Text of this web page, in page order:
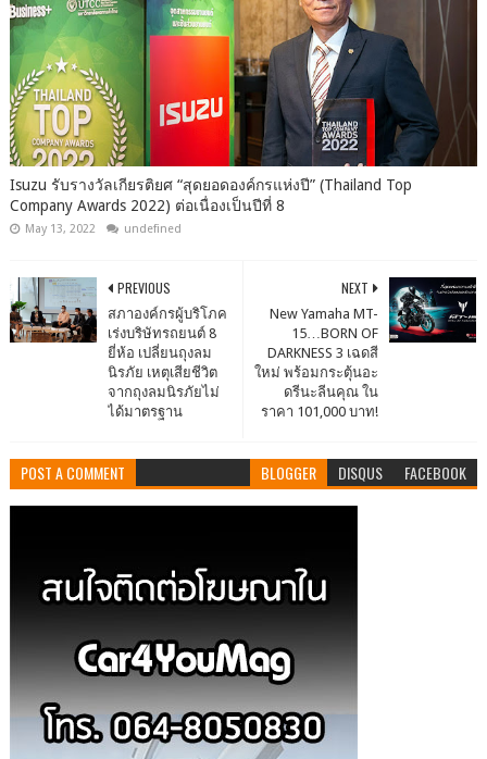
Isuzu รับรางวัลเกียรติยศ “สุดยอดองค์กรแห่งปี” (Thailand Top
Company Awards 2022) ต่อเนื่องเป็นปีที่ 8
May 13, 2022 undefined
NEXT
New Yamaha MT-
15…BORN OF
DARKNESS 3 เฉดสี
ใหม่ พร้อมกระตุ้นอะ
ดรีนะลีนคุณ ใน
ราคา 101,000 บาท!
PREVIOUS
สภาองค์กรผู้บริโภค
เร่งบริษัทรถยนต์ 8
ยี่ห้อ เปลี่ยนถุงลม
นิรภัย เหตุเสียชีวิต
จากถุงลมนิรภัยไม่
ได้มาตรฐาน
POST A COMMENT BLOGGER DISQUS FACEBOOK